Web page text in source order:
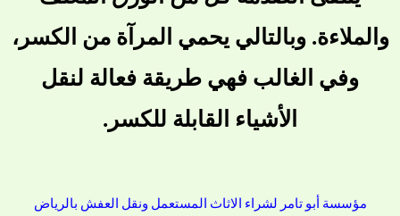
والملاءة. وبالتالي يحمي المرآة من الكسر،
وفي الغالب فهي طريقة فعالة لنقل
الأشياء القابلة للكسر.
مؤسسة أبو تامر لشراء الاثاث المستعمل ونقل العفش بالرياض